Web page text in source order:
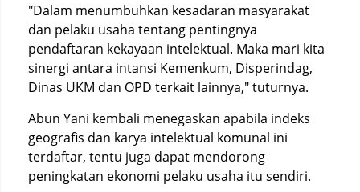
"Dalam menumbuhkan kesadaran masyarakat
dan pelaku usaha tentang pentingnya
pendaftaran kekayaan intelektual. Maka mari kita
sinergi antara intansi Kemenkum, Disperindag,
Dinas UKM dan OPD terkait lainnya," tuturnya.
Abun Yani kembali menegaskan apabila indeks
geografis dan karya intelektual komunal ini
terdaftar, tentu juga dapat mendorong
peningkatan ekonomi pelaku usaha itu sendiri.